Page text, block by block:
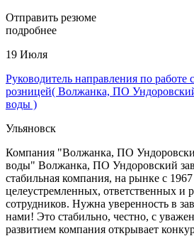
Отправить резюме
подробнее
19 Июля
Руководитель направления по работе
розницей( Волжанка, ПО
воды )
Ульяновск
Компания "Волжанка, ПО
воды" Волжанка, ПО Ундоровский
стабильная компания, на рынке с
целеустремленных, ответственных и
сотрудников. Нужна уверенность в
нами! Это стабильно, честно, с
развитием компания открывает